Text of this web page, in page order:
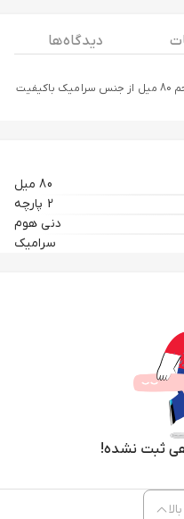
دیدگاه ها
فنجان نعلبکی مخصوص قهوه اسپرسو با حجم 80 میل از جنس سرامیک باکیفیت
80 میل
2 پارچه
دنی هوم
سرامیک
ثبت نشده!